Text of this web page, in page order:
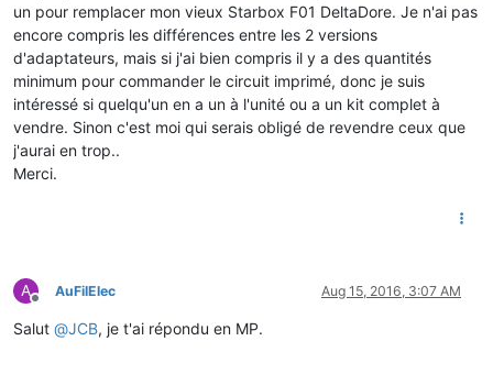
un pour remplacer mon vieux Starbox F01 DeltaDore. Je n'ai pas
encore compris les différences entre les 2 versions
d'adaptateurs, mais si j'ai bien compris il y a des quantités
minimum pour commander le circuit imprimé, donc je suis
intéressé si quelqu'un en a un à l'unité ou a un kit complet à
vendre. Sinon c'est moi qui serais obligé de revendre ceux que
j'aurai en trop..
Merci.
A
Offline
AuFilElec Aug 15, 2016, 3:07 AM
Salut @JCB, je t'ai répondu en MP.